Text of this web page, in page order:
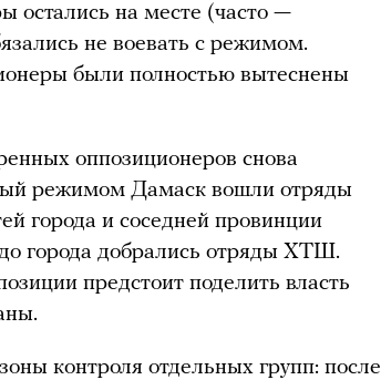
остались на месте (часто —
не воевать с режимом.
были полностью вытеснены
оппозиционеров снова
режимом Дамаск вошли отряды
города и соседней провинции
города добрались отряды ХТШ.
предстоит поделить власть
контроля отдельных групп: после